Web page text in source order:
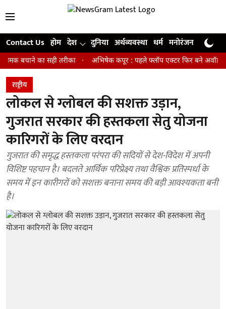
Contact Us होम देश दुनिया अर्थव्यवस्था धर्म मनोरंजन खेल
का सही तरीका अभिषेक कपूर : पहले फ्लॉप एक्टर फिर बने अवॉर्ड विनिंग
राष्ट्रीय
लोकल से ग्लोबल की सशक्त उड़ान,
गुजरात सरकार की हस्तकला सेतु योजना
कारिगरों के लिए वरदान
गुजरात की समृद्ध हस्तकला परंपरा की सदियों से देश-विदेश में अपनी
विशिष्ट पहचान है। बदलते आर्थिक परिप्रेक्ष्य तथा वैश्विक प्रतिस्पर्धा के
समय में इन कारीगरों को सशक्त बनाना समय की बड़ी आवश्यकता बनी
है।